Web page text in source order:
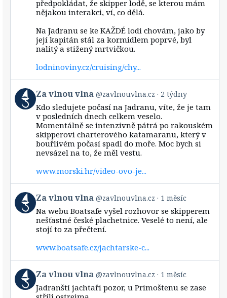
Bluesky
předpokládat, že skipper lodě, se kterou mám
nějakou interakci, ví, co dělá.
Na Jadranu se ke KAŽDÉ lodi chovám, jako by
její kapitán stál za kormidlem poprvé, byl
nalitý a stižený mrtvičkou.
lodninoviny.cz/cruising/chy...
View
post
by
Bluesky
Za vlnou vlna @zavlnouvlna.cz 2 týdny
Kdo sledujete počasí na Jadranu, víte, že je tam
v posledních dnech celkem veselo.
Momentálně se intenzivně pátrá po rakouském
skipperovi charterového katamaranu, který v
bouřlivém počasí spadl do moře. Moc bych si
nevsázel na to, že měl vestu.
www.morski.hr/video-ovo-je...
View
post
by
Za vlnou vlna @zavlnouvlna.cz 1 měsíc
Na webu Boatsafe vyšel rozhovor se skipperem
nešťastné české plachetnice. Veselé to není, ale
stojí to za přečtení.
www.boatsafe.cz/jachtarske-c...
View
post
by
Za vlnou vlna @zavlnouvlna.cz 1 měsíc
Jadranští jachtaři pozor, u Primoštenu se zase